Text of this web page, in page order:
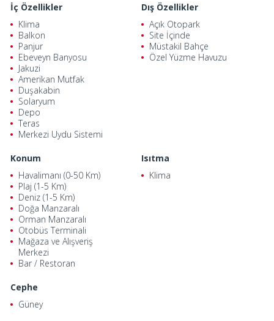
İç Özellikler
Klima
Balkon
Panjur
Ebeveyn Banyosu
Jakuzi
Amerikan Mutfak
Duşakabin
Solaryum
Depo
Teras
Merkezi Uydu Sistemi
Dış Özellikler
Açık Otopark
Site İçinde
Müstakil Bahçe
Özel Yüzme Havuzu
Konum
Havalimanı (0-50 Km)
Plaj (1-5 Km)
Deniz (1-5 Km)
Doğa Manzaralı
Orman Manzaralı
Otobüs Terminali
Mağaza ve Alışveriş
Merkezi
Bar / Restoran
Isıtma
Klima
Cephe
Güney